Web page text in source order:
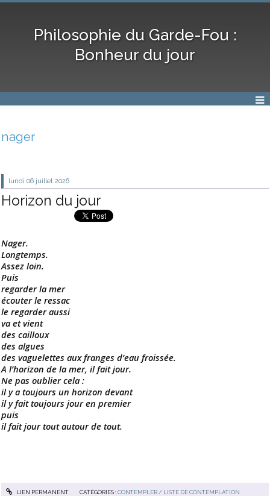
Philosophie du Garde-Fou :
Bonheur du jour
nager
lundi 06 juillet 2026
Horizon du jour
Nager.
Longtemps.
Assez loin.
Puis
regarder la mer
écouter le ressac
le regarder aussi
va et vient
des cailloux
des algues
des vaguelettes aux franges d’eau froissée.
A l’horizon de la mer, il fait jour.
Ne pas oublier cela :
il y a toujours un horizon devant
il y fait toujours jour en premier
puis
il fait jour tout autour de tout.
LIEN PERMANENT CATÉGORIES :CONTEMPLER / LISTE DE CONTEMPLATION